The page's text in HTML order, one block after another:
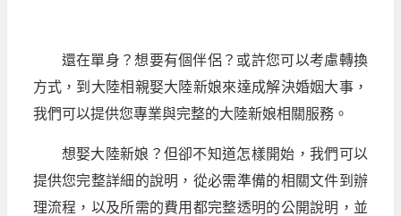
還在單身？想要有個伴侶？或許您可以考慮轉換
方式，到大陸相親娶大陸新娘來達成解決婚姻大事，
我們可以提供您專業與完整的大陸新娘相關服務。
想娶大陸新娘？但卻不知道怎樣開始，我們可以
提供您完整詳細的說明，從必需準備的相關文件到辦
理流程，以及所需的費用都完整透明的公開說明，並